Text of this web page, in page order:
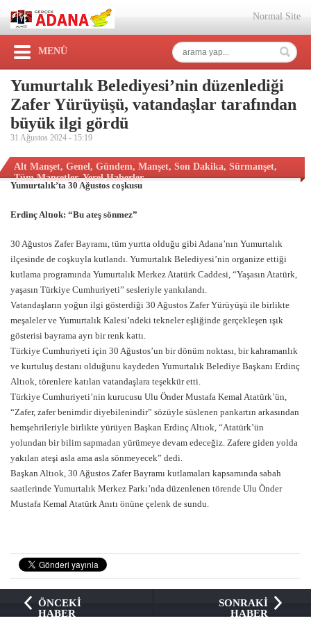
Normal Site
MENÜ
Yumurtalık Belediyesi’nin düzenlediği
Zafer Yürüyüşü, vatandaşlar tarafından
büyük ilgi gördü
31 Ağustos 2024 - 15:19
Alt Manşet, Genel, Gündem, Manşet, Son Dakika, Sürmanşet,
Tüm Manşetler,Yerel Haberler
Yumurtalık’ta 30 Ağustos coşkusu
Erdinç Altıok: “Bu ateş sönmez”
30 Ağustos Zafer Bayramı, tüm yurtta olduğu gibi Adana’nın Yumurtalık
ilçesinde de coşkuyla kutlandı. Yumurtalık Belediyesi’nin organize ettiği
kutlama programında Yumurtalık Merkez Atatürk Caddesi, “Yaşasın Atatürk,
yaşasın Türkiye Cumhuriyeti” sesleriyle yankılandı.
Vatandaşların yoğun ilgi gösterdiği 30 Ağustos Zafer Yürüyüşü ile birlikte
meşaleler ve Yumurtalık Kalesi’ndeki tekneler eşliğinde gerçekleşen ışık
gösterisi bayrama ayrı bir renk kattı.
Türkiye Cumhuriyeti için 30 Ağustos’un bir dönüm noktası, bir kahramanlık
ve kurtuluş destanı olduğunu kaydeden Yumurtalık Belediye Başkanı Erdinç
Altıok, törenlere katılan vatandaşlara teşekkür etti.
Türkiye Cumhuriyeti’nin kurucusu Ulu Önder Mustafa Kemal Atatürk’ün,
“Zafer, zafer benimdir diyebilenindir” sözüyle süslenen pankartın arkasından
hemşehrileriyle birlikte yürüyen Başkan Erdinç Altıok, “Atatürk’ün
yolundan bir bilim sapmadan yürümeye devam edeceğiz. Zafere giden yolda
yakılan ateşi asla ama asla sönmeyecek” dedi.
Başkan Altıok, 30 Ağustos Zafer Bayramı kutlamaları kapsamında sabah
saatlerinde Yumurtalık Merkez Parkı’nda düzenlenen törende Ulu Önder
Mustafa Kemal Atatürk Anıtı önüne çelenk de sundu.
ÖNCEKİ
HABER
SONRAKİ
HABER